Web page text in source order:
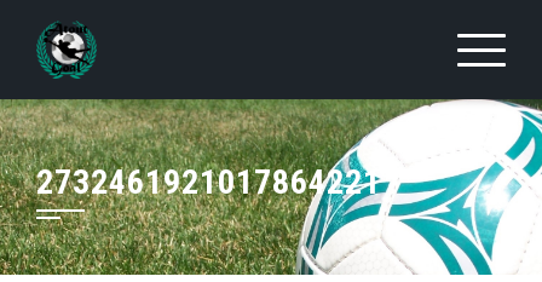
content
2732461921017864221